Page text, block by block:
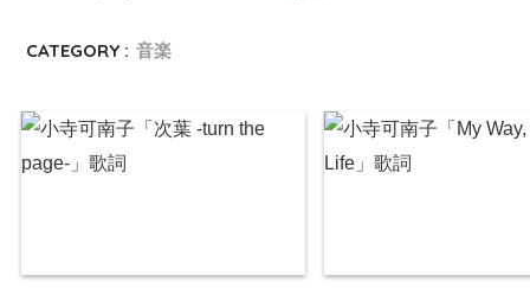
CATEGORY : 音楽